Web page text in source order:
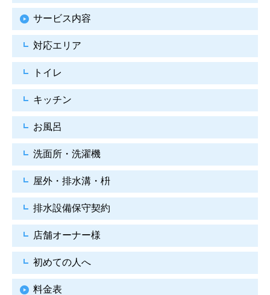
サービス内容
対応エリア
トイレ
キッチン
お風呂
洗面所・洗濯機
屋外・排水溝・枡
排水設備保守契約
店舗オーナー様
初めての人へ
料金表